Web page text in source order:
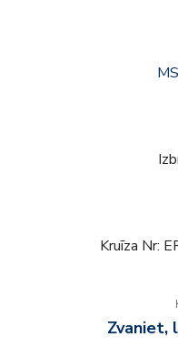
Kruīza Nr:
Zvaniet,